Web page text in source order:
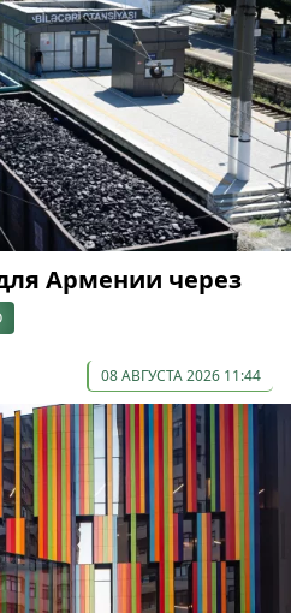
Армении через
08 АВГУСТА 2026 11:44